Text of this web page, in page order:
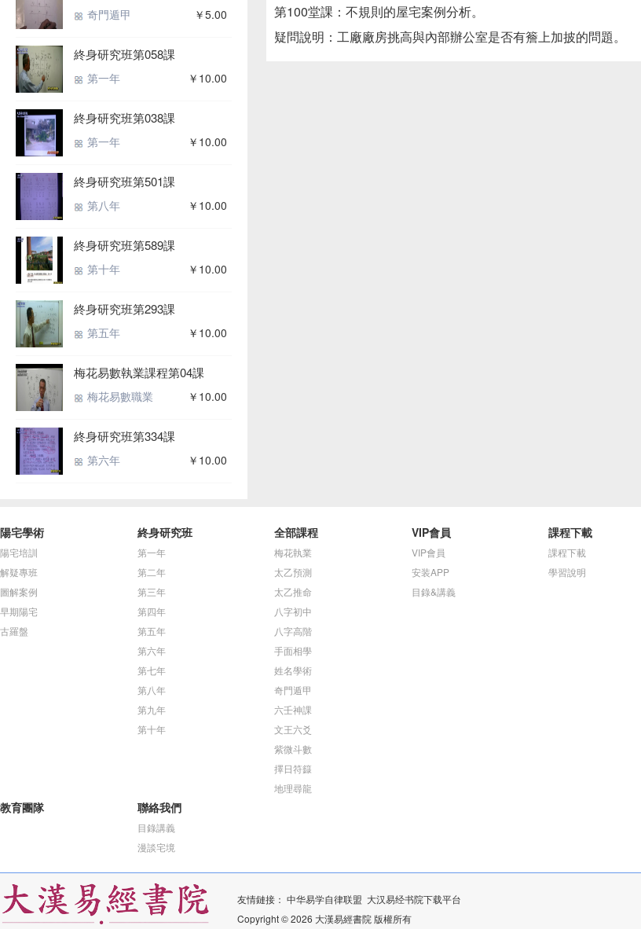
奇門遁甲 ￥5.00
終身研究班第058課
第一年 ￥10.00
終身研究班第038課
第一年 ￥10.00
終身研究班第501課
第八年 ￥10.00
終身研究班第589課
第十年 ￥10.00
終身研究班第293課
第五年 ￥10.00
梅花易數執業課程第04課
梅花易數職業 ￥10.00
終身研究班第334課
第六年 ￥10.00
第100堂課：不規則的屋宅案例分析。
疑問說明：工廠廠房挑高與內部辦公室是否有簷上加披的問題。
陽宅學術
陽宅培訓
解疑專班
圖解案例
早期陽宅
古羅盤
終身研究班
第一年
第二年
第三年
第四年
第五年
第六年
第七年
第八年
第九年
第十年
全部課程
梅花執業
太乙預測
太乙推命
八字初中
八字高階
手面相學
姓名學術
奇門遁甲
六壬神課
文王六爻
紫微斗數
擇日符籙
地理尋龍
VIP會員
VIP會員
安装APP
目錄&講義
課程下載
課程下載
學習說明
教育團隊 聯絡我們
目錄講義
漫談宅境
友情鏈接： 中华易学自律联盟 大汉易经书院下载平台
Copyright © 2026 大漢易經書院 版權所有